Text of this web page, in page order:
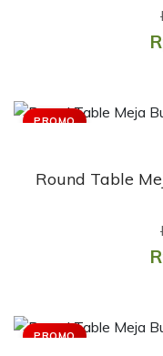
PROMO
Round Table
PROMO